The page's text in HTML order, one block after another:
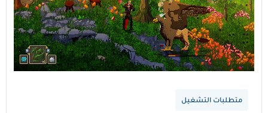
متطلبات التشغيل